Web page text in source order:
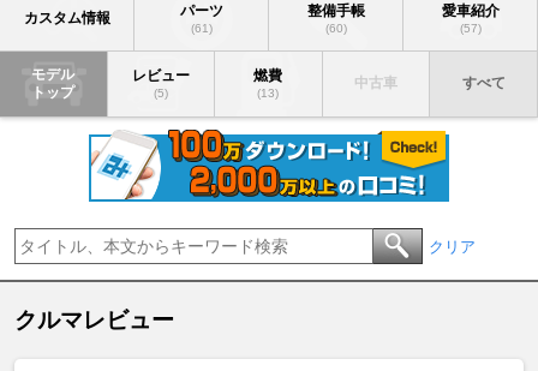
カスタム情報 パーツ
(61)
整備手帳
(60)
愛車紹介
(57)
モデル
トップ
レビュー
(5)
燃費
(13)
中古車 すべて
クリア
クルマレビュー